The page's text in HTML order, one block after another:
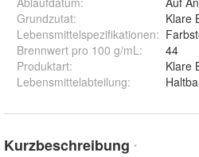
Grundzutat:
Klare
Lebensmittelspezifikationen:
Brennwert pro 100 g/mL:
44
Produktart:
Klare
Lebensmittelabteilung:
Kurzbeschreibung *